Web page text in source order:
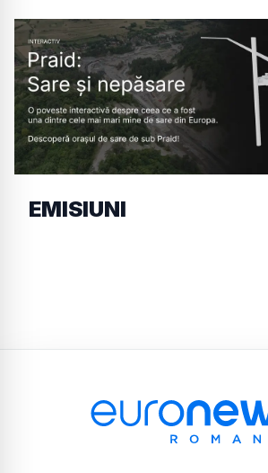
EMISIUNI